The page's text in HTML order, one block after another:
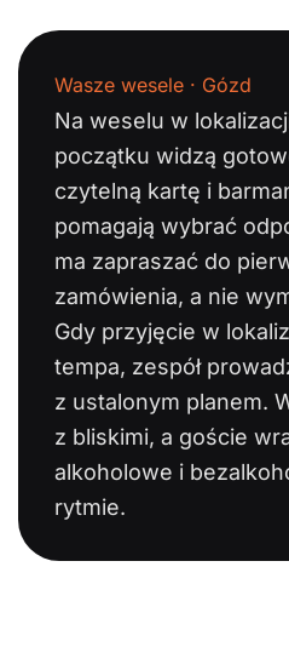
Wasze wesele · Gózd
Na weselu w
początku widzą
czytelną kartę i
pomagają wybrać
ma zapraszać do
zamówienia, a nie
Gdy przyjęcie w
tempa, zespół
z ustalonym planem.
z bliskimi, a goście
alkoholowe i
rytmie.